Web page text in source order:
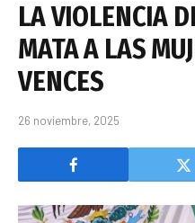
LA VIOLENCIA
MATA A LAS
VENCES
26 noviembre, 2025